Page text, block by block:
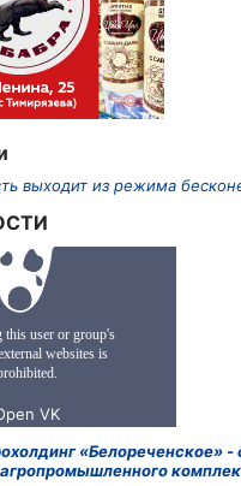
выходит из режима
«Белореченское» -